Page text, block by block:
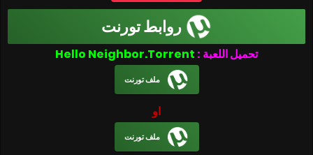
روابط تورنت
تحميل اللعبة :
ملف تورنت
او
ملف تورنت